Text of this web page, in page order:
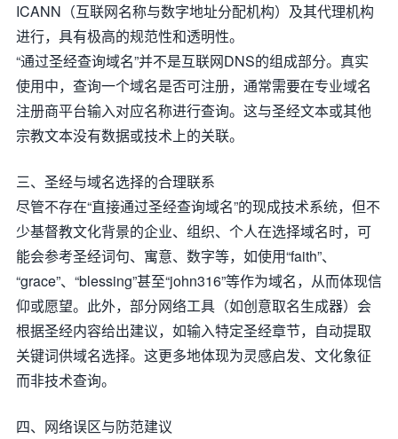
ICANN（互联网名称与数字地址分配机构）及其代理机构
进行，具有极高的规范性和透明性。
“通过圣经查询域名”并不是互联网DNS的组成部分。真实
使用中，查询一个域名是否可注册，通常需要在专业域名
注册商平台输入对应名称进行查询。这与圣经文本或其他
宗教文本没有数据或技术上的关联。
三、圣经与域名选择的合理联系
尽管不存在“直接通过圣经查询域名”的现成技术系统，但不
少基督教文化背景的企业、组织、个人在选择域名时，可
能会参考圣经词句、寓意、数字等，如使用“faith”、
“grace”、“blessing”甚至“john316”等作为域名，从而体现信
仰或愿望。此外，部分网络工具（如创意取名生成器）会
根据圣经内容给出建议，如输入特定圣经章节，自动提取
关键词供域名选择。这更多地体现为灵感启发、文化象征
而非技术查询。
四、网络误区与防范建议